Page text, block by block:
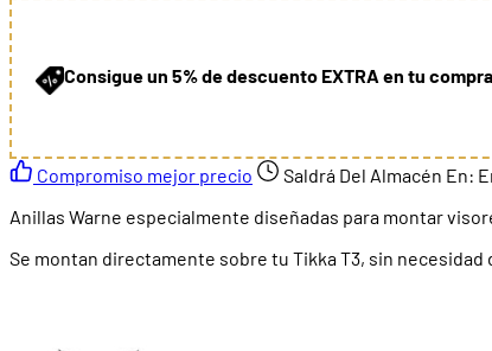
Consigue un 5% de descuento EXTRA en tu compra
Compromiso mejor precio Saldrá Del Almacén En:
Anillas Warne especialmente diseñadas para montar
Se montan directamente sobre tu Tikka T3, sin necesidad